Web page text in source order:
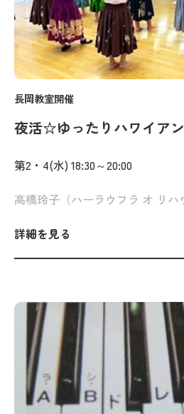
長岡教室開催
夜活☆ゆったりハワイア
第2・4(水) 18:30～20:00
高橋玲子（ハーラウフラ オ リハ
詳細を見る